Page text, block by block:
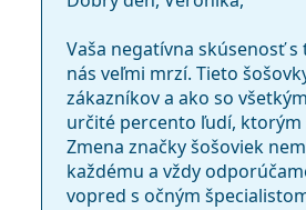
Vaša negatívna skúsenosť
nás veľmi mrzí. Tieto
zákazníkov a ako so
určité percento ľudí, ktorým
Zmena značky šošoviek
každému a vždy
vopred s očným